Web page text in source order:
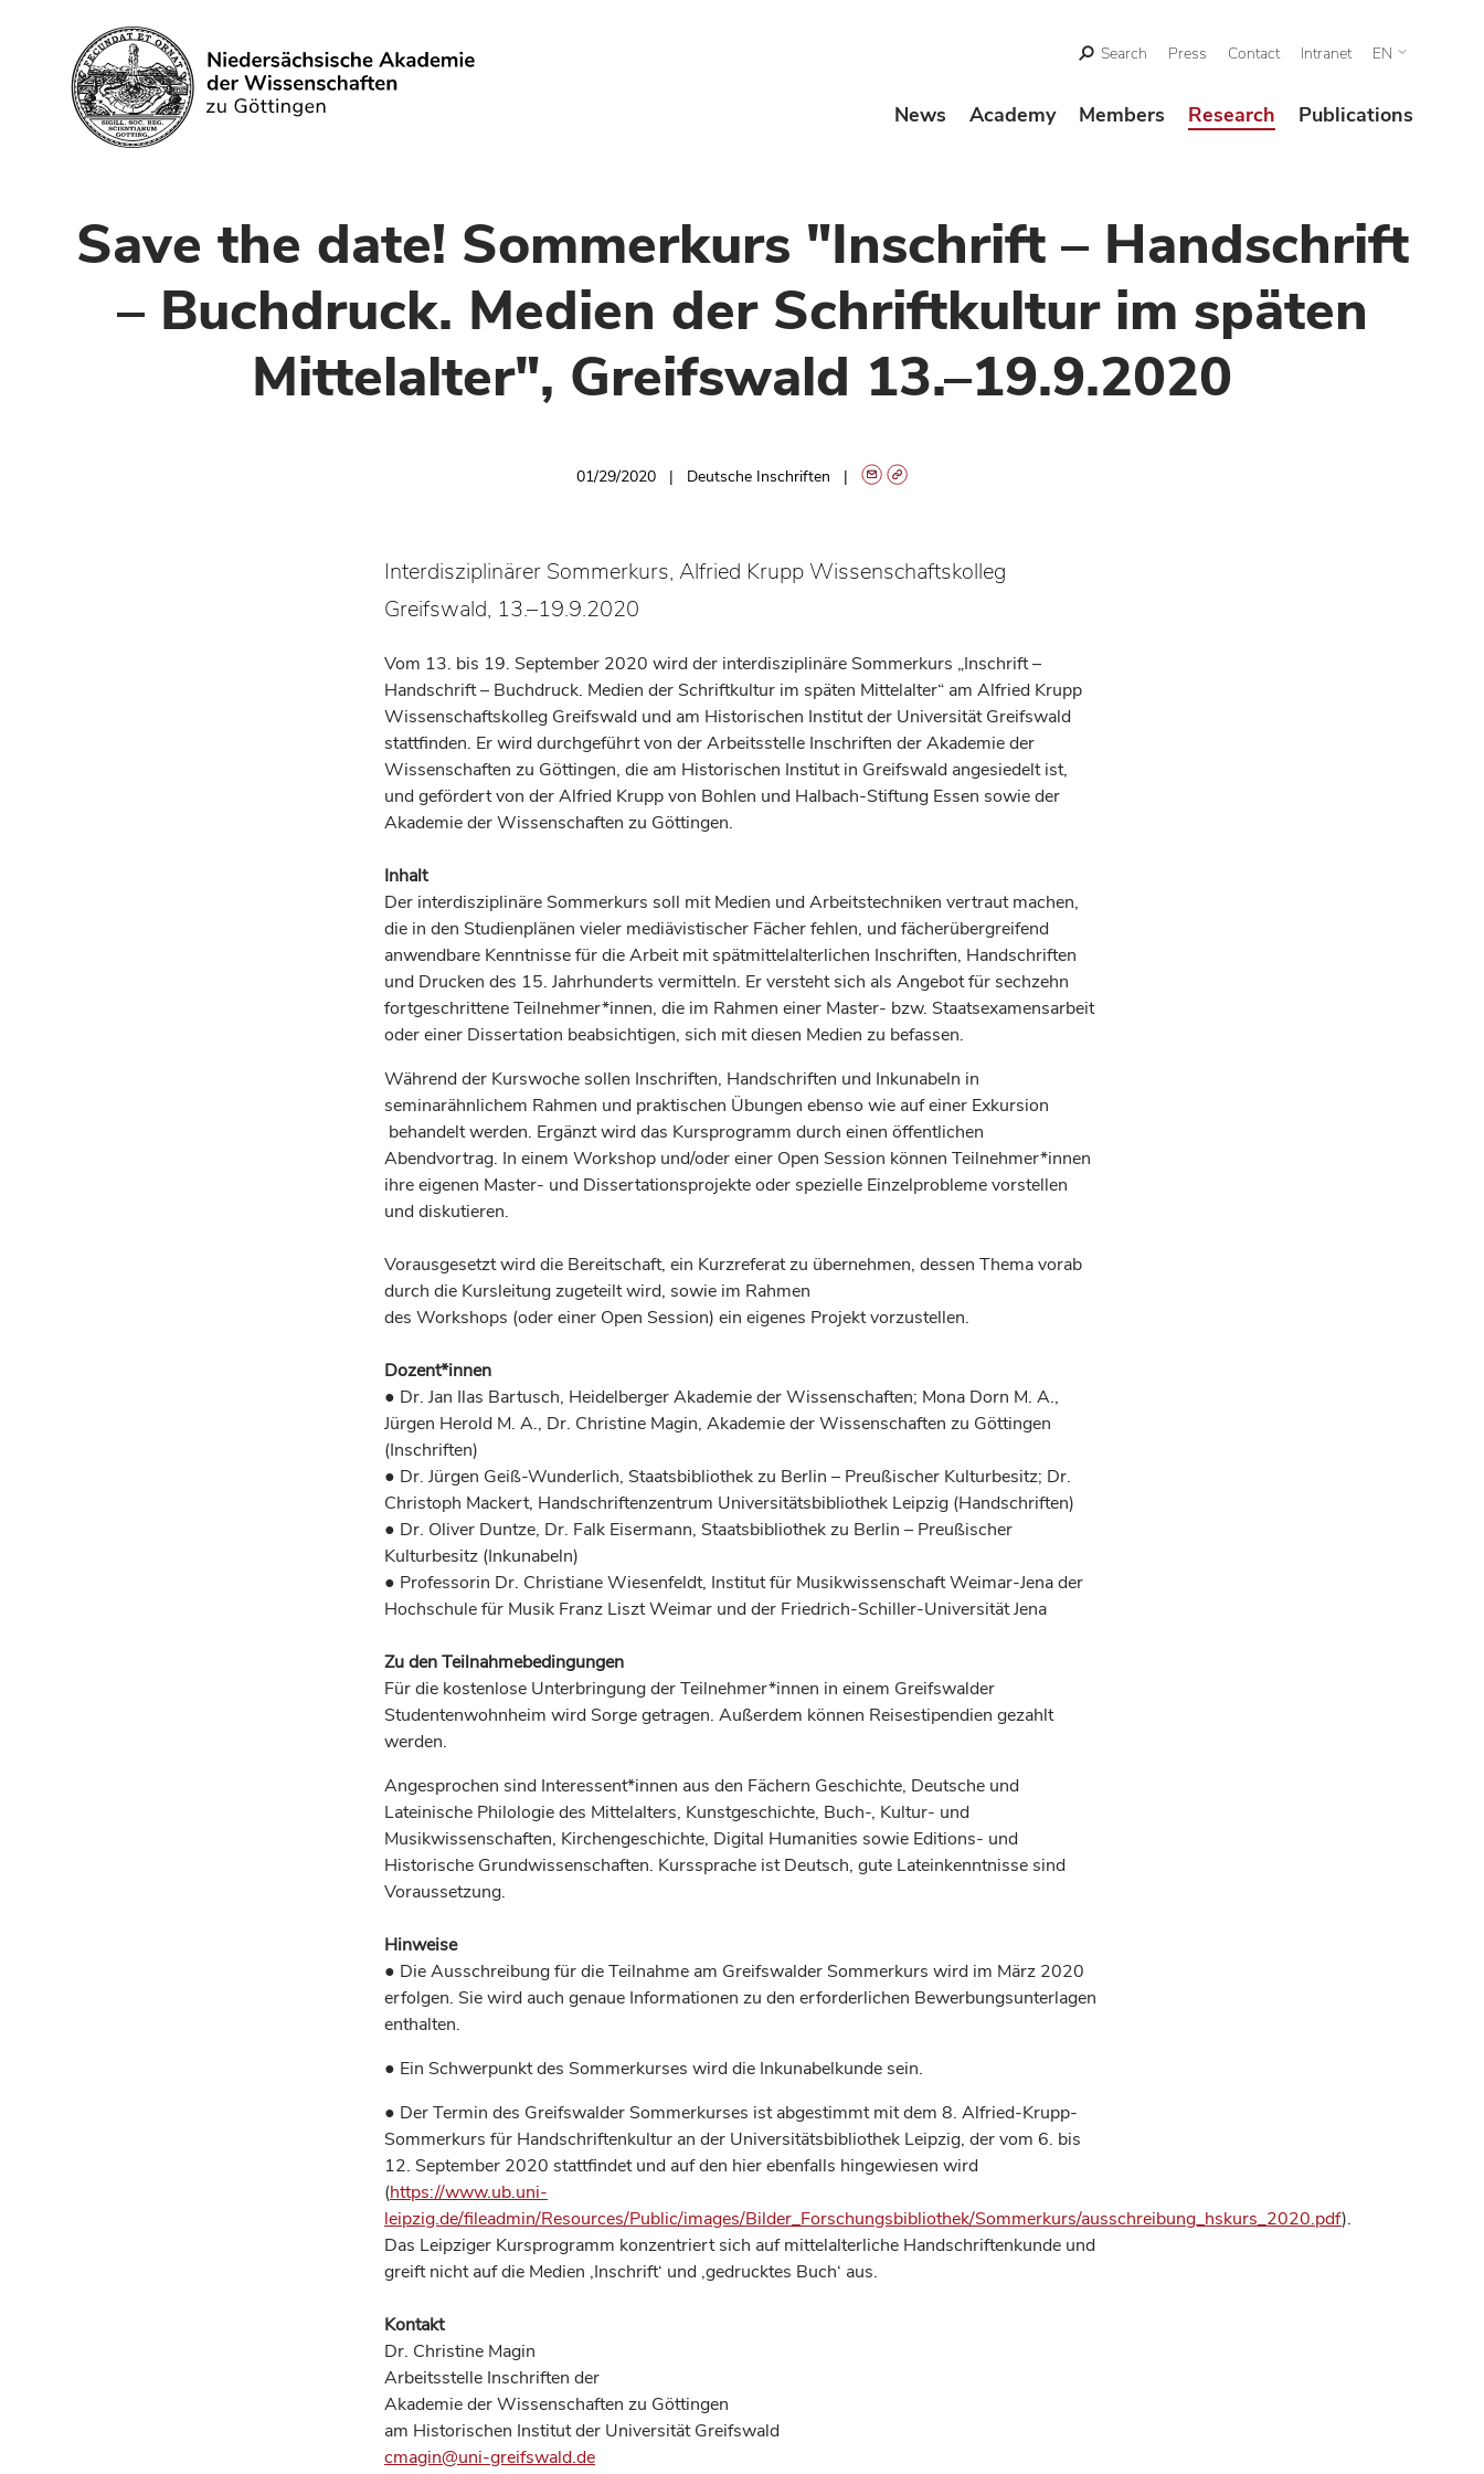
Search
Search Press Contact Intranet EN
News Academy Members Research Publications
Save the date! Sommerkurs "Inschrift – Handschrift
– Buchdruck. Medien der Schriftkultur im späten
Mittelalter", Greifswald 13.–19.9.2020
01/29/2020 Deutsche Inschriften
Interdisziplinärer Sommerkurs, Alfried Krupp Wissenschaftskolleg
Greifswald, 13.–19.9.2020
Vom 13. bis 19. September 2020 wird der interdisziplinäre Sommerkurs „Inschrift –
Handschrift – Buchdruck. Medien der Schriftkultur im späten Mittelalter“ am Alfried Krupp
Wissenschaftskolleg Greifswald und am Historischen Institut der Universität Greifswald
stattfinden. Er wird durchgeführt von der Arbeitsstelle Inschriften der Akademie der
Wissenschaften zu Göttingen, die am Historischen Institut in Greifswald angesiedelt ist,
und gefördert von der Alfried Krupp von Bohlen und Halbach-Stiftung Essen sowie der
Akademie der Wissenschaften zu Göttingen.
Inhalt
Der interdisziplinäre Sommerkurs soll mit Medien und Arbeitstechniken vertraut machen,
die in den Studienplänen vieler mediävistischer Fächer fehlen, und fächerübergreifend
anwendbare Kenntnisse für die Arbeit mit spätmittelalterlichen Inschriften, Handschriften
und Drucken des 15. Jahrhunderts vermitteln. Er versteht sich als Angebot für sechzehn
fortgeschrittene Teilnehmer*innen, die im Rahmen einer Master- bzw. Staatsexamensarbeit
oder einer Dissertation beabsichtigen, sich mit diesen Medien zu befassen.
Während der Kurswoche sollen Inschriften, Handschriften und Inkunabeln in
seminarähnlichem Rahmen und praktischen Übungen ebenso wie auf einer Exkursion
behandelt werden. Ergänzt wird das Kursprogramm durch einen öffentlichen
Abendvortrag. In einem Workshop und/oder einer Open Session können Teilnehmer*innen
ihre eigenen Master- und Dissertationsprojekte oder spezielle Einzelprobleme vorstellen
und diskutieren.
Vorausgesetzt wird die Bereitschaft, ein Kurzreferat zu übernehmen, dessen Thema vorab
durch die Kursleitung zugeteilt wird, sowie im Rahmen
des Workshops (oder einer Open Session) ein eigenes Projekt vorzustellen.
Dozent*innen
● Dr. Jan Ilas Bartusch, Heidelberger Akademie der Wissenschaften; Mona Dorn M. A.,
Jürgen Herold M. A., Dr. Christine Magin, Akademie der Wissenschaften zu Göttingen
(Inschriften)
● Dr. Jürgen Geiß-Wunderlich, Staatsbibliothek zu Berlin – Preußischer Kulturbesitz; Dr.
Christoph Mackert, Handschriftenzentrum Universitätsbibliothek Leipzig (Handschriften)
● Dr. Oliver Duntze, Dr. Falk Eisermann, Staatsbibliothek zu Berlin – Preußischer
Kulturbesitz (Inkunabeln)
● Professorin Dr. Christiane Wiesenfeldt, Institut für Musikwissenschaft Weimar-Jena der
Hochschule für Musik Franz Liszt Weimar und der Friedrich-Schiller-Universität Jena
Zu den Teilnahmebedingungen
Für die kostenlose Unterbringung der Teilnehmer*innen in einem Greifswalder
Studentenwohnheim wird Sorge getragen. Außerdem können Reisestipendien gezahlt
werden.
Angesprochen sind Interessent*innen aus den Fächern Geschichte, Deutsche und
Lateinische Philologie des Mittelalters, Kunstgeschichte, Buch-, Kultur- und
Musikwissenschaften, Kirchengeschichte, Digital Humanities sowie Editions- und
Historische Grundwissenschaften. Kurssprache ist Deutsch, gute Lateinkenntnisse sind
Voraussetzung.
Hinweise
● Die Ausschreibung für die Teilnahme am Greifswalder Sommerkurs wird im März 2020
erfolgen. Sie wird auch genaue Informationen zu den erforderlichen Bewerbungsunterlagen
enthalten.
● Ein Schwerpunkt des Sommerkurses wird die Inkunabelkunde sein.
● Der Termin des Greifswalder Sommerkurses ist abgestimmt mit dem 8. Alfried-Krupp-
Sommerkurs für Handschriftenkultur an der Universitätsbibliothek Leipzig, der vom 6. bis
12. September 2020 stattfindet und auf den hier ebenfalls hingewiesen wird
(https://www.ub.uni-
leipzig.de/fileadmin/Resources/Public/images/Bilder_Forschungsbibliothek/Sommerkurs/ausschreibung_hskurs_2020.pdf).
Das Leipziger Kursprogramm konzentriert sich auf mittelalterliche Handschriftenkunde und
greift nicht auf die Medien ‚Inschrift‘ und ‚gedrucktes Buch‘ aus.
Kontakt
Dr. Christine Magin
Arbeitsstelle Inschriften der
Akademie der Wissenschaften zu Göttingen
am Historischen Institut der Universität Greifswald
cmagin@uni-greifswald.de